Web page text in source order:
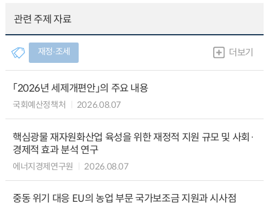
관련 주제 자료
재정∙조세 더보기
「2026년 세제개편안」의 주요 내용
국회예산정책처 2026.08.07
핵심광물 재자원화산업 육성을 위한 재정적 지원 규모 및 사회·
경제적 효과 분석 연구
에너지경제연구원 2026.08.07
중동 위기 대응 EU의 농업 부문 국가보조금 지원과 시사점